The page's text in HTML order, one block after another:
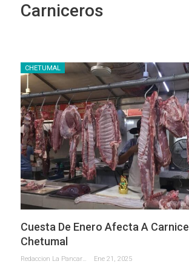
Carniceros
CHETUMAL
Cuesta De Enero Afecta A
Chetumal
Redaccion La Pancarta De Quintana Roo Ene 21, 2025